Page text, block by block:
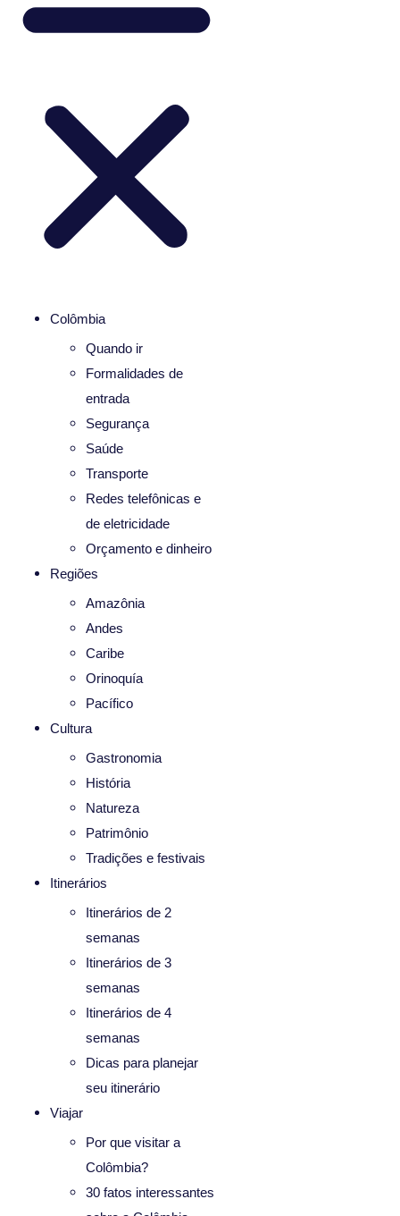
Colômbia
Quando ir
Formalidades de
entrada
Segurança
Saúde
Transporte
Redes telefônicas e
de eletricidade
Orçamento e dinheiro
Regiões
Amazônia
Andes
Caribe
Orinoquía
Pacífico
Cultura
Gastronomia
História
Natureza
Patrimônio
Tradições e festivais
Itinerários
Itinerários de 2
semanas
Itinerários de 3
semanas
Itinerários de 4
semanas
Dicas para planejar
seu itinerário
Viajar
Por que visitar a
Colômbia?
30 fatos interessantes